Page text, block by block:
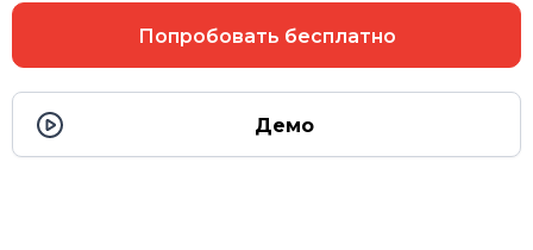
Попробовать бесплатно
Демо